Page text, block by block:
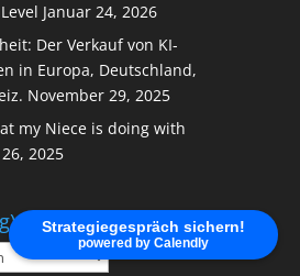
Strategiegespräch sichern!
powered by Calendly
Januar 24, 2026
Der Verkauf von KI-
in Europa, Deutschland,
November 29, 2025
my Niece is doing with
2025